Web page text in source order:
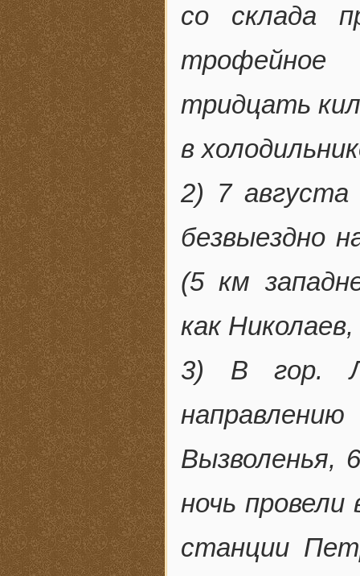
со склада
тридцать
в
2) 7 августа
безвыездно
(5 км
как
3) В гор.
Вызволенья,
ночь провели
станции